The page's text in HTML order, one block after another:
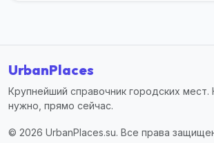
UrbanPlaces
Крупнейший справочник городских мест.
нужно, прямо сейчас.
© 2026 UrbanPlaces.su. Все права